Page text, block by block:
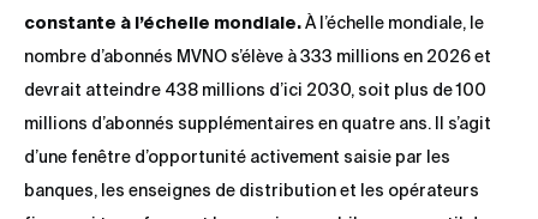
constante à l’échelle mondiale.À l’échelle mondiale, le
nombre d’abonnés MVNO s’élève à 333 millions en 2026 et
devrait atteindre 438 millions d’ici 2030, soit plus de 100
millions d’abonnés supplémentaires en quatre ans. Il s’agit
d’une fenêtre d’opportunité activement saisie par les
banques, les enseignes de distribution et les opérateurs